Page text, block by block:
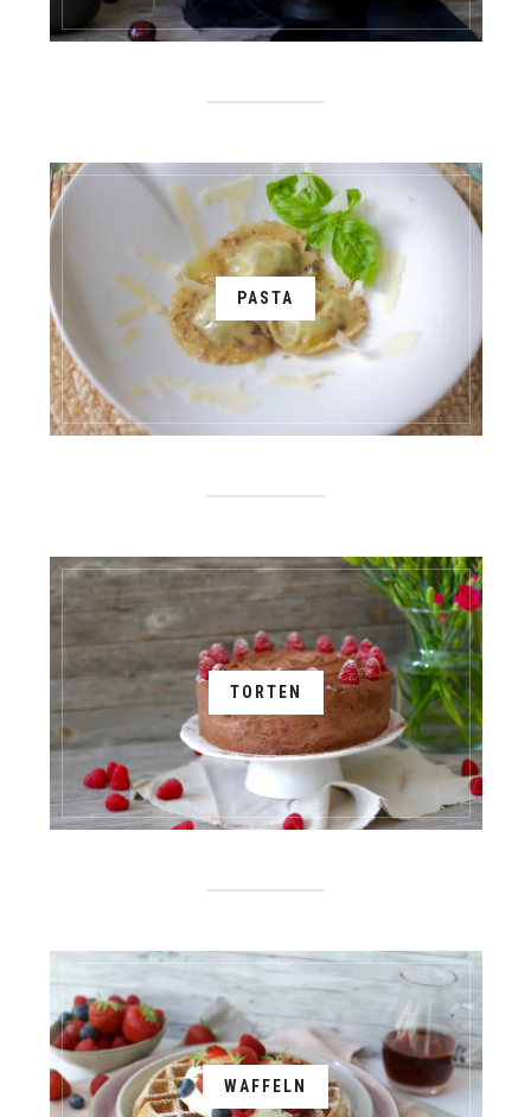
PASTA
TORTEN
WAFFELN